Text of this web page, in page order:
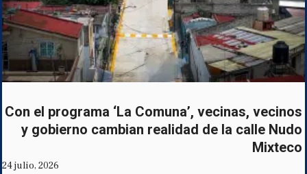
Con el programa ‘La Comuna’, vecinas, vecinos
y gobierno cambian realidad de la calle Nudo
Mixteco
24 julio, 2026